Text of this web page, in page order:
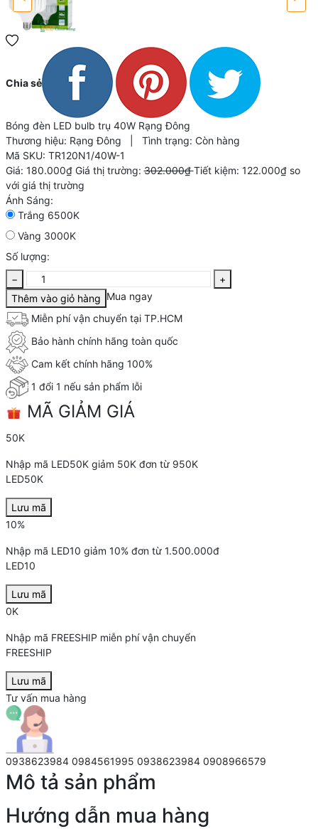
Chia sẻ
Bóng đèn LED bulb trụ 40W Rạng Đông
Thương hiệu: Rạng Đông Tình trạng: Còn hàng
Mã SKU: TR120N1/40W-1
Giá: 180.000₫ Giá thị trường:302.000₫Tiết kiệm: 122.000₫so
với giá thị trường
Ánh Sáng:
Trắng 6500K
Vàng 3000K
Số lượng:
−
+
Thêm vào giỏ hàng Mua ngay
Miễn phí vận chuyển tại TP.HCM
Bảo hành chính hãng toàn quốc
Cam kết chính hãng 100%
1 đổi 1 nếu sản phẩm lỗi
MÃ GIẢM GIÁ
50K
Nhập mã LED50K giảm 50K đơn từ 950K
LED50K
Lưu mã
10%
Nhập mã LED10 giảm 10% đơn từ 1.500.000đ
LED10
Lưu mã
0K
Nhập mã FREESHIP miễn phí vận chuyển
FREESHIP
Lưu mã
Tư vấn mua hàng
0938623984 0984561995 0938623984 0908966579
Mô tả sản phẩm
Hướng dẫn mua hàng